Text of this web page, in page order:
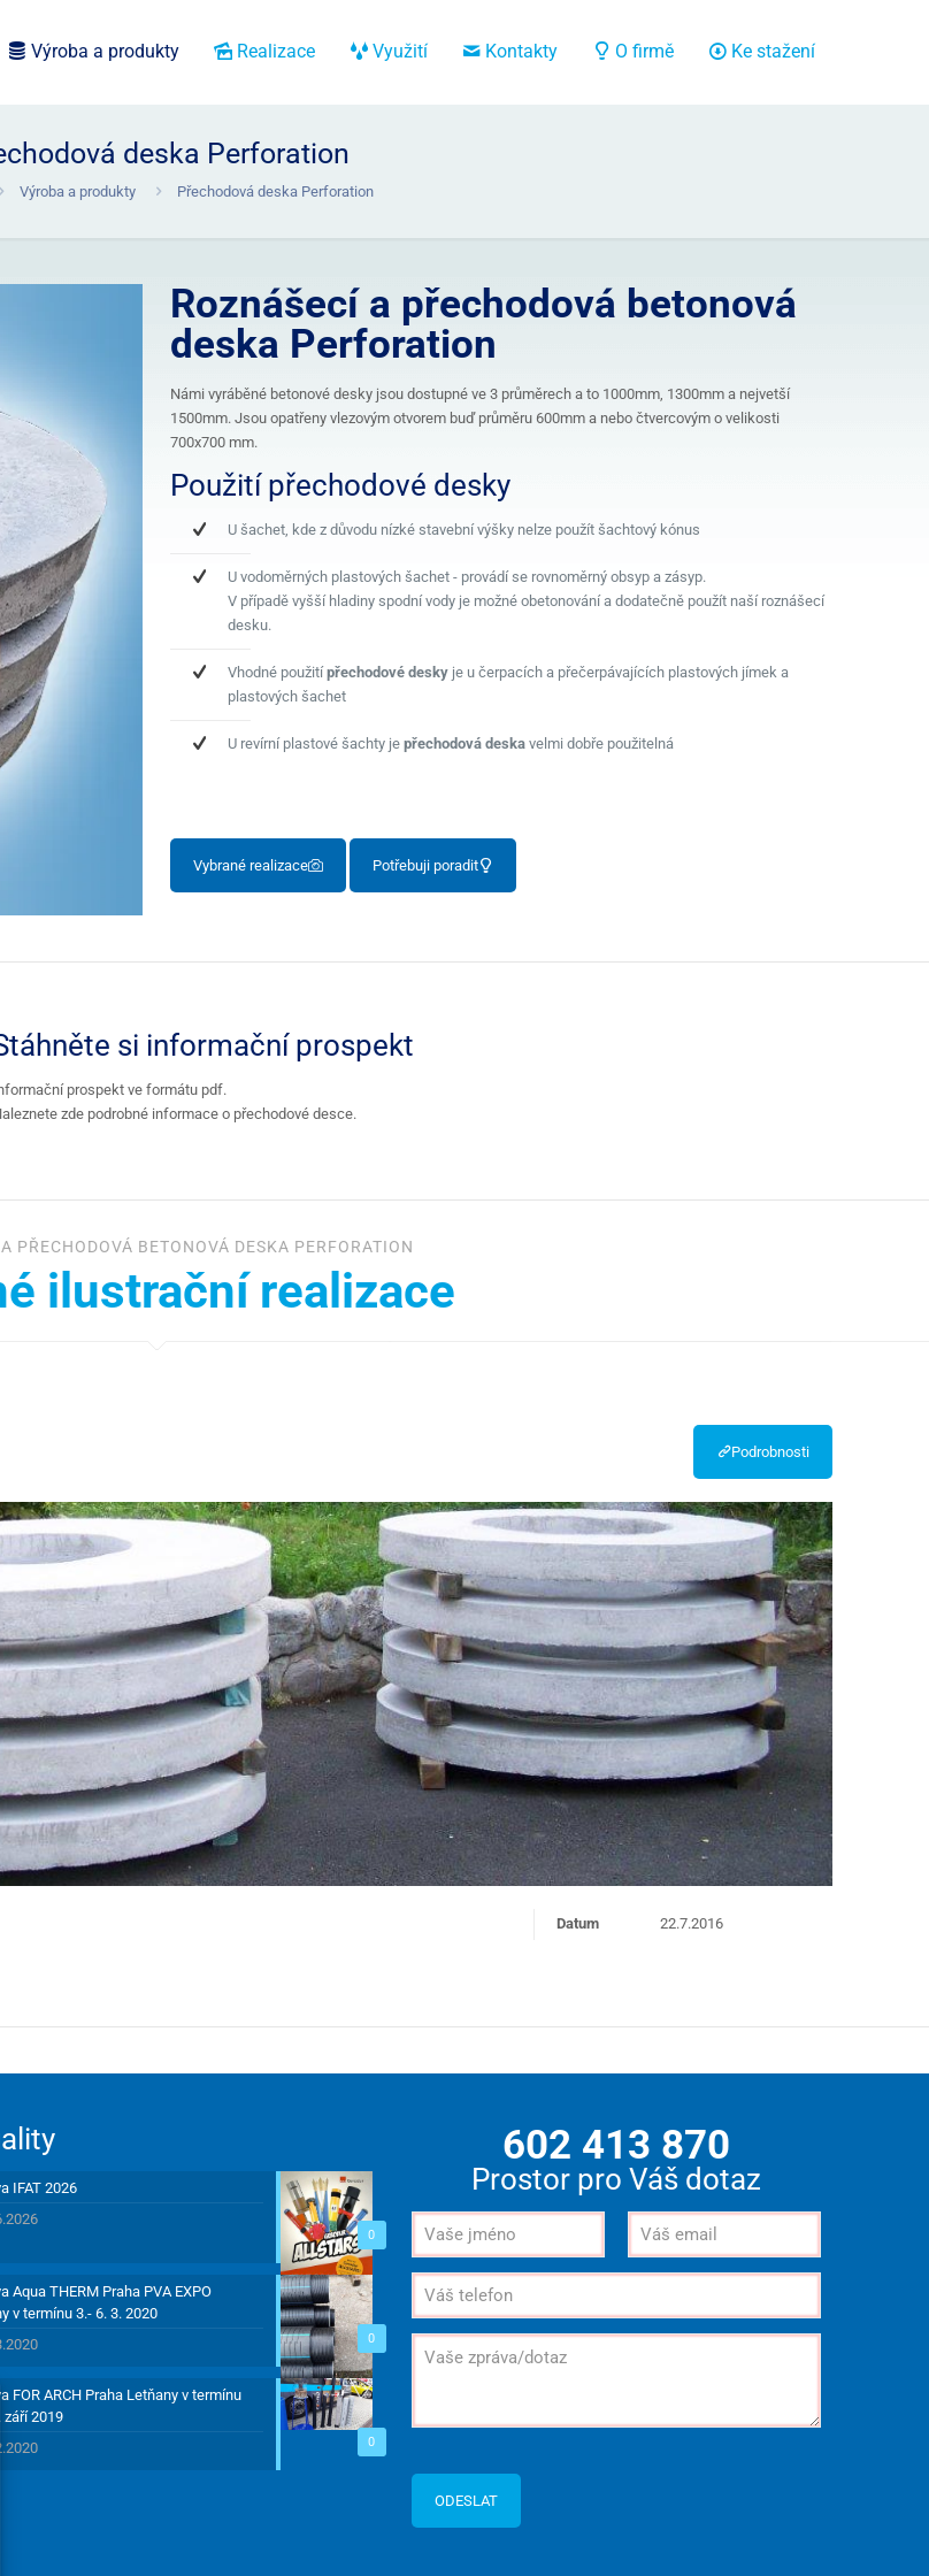
Výroba a produkty Realizace Využití Kontakty O firmě Ke stažení
deska Perforation
Výroba a produkty Přechodová deska Perforation
Roznášecí a přechodová betonová
deska Perforation
Námi vyráběné betonové desky jsou dostupné ve 3 průměrech a to 1000mm, 1300mm a nejvetší
1500mm. Jsou opatřeny vlezovým otvorem buď průměru 600mm a nebo čtvercovým o velikosti
700x700 mm.
Použití přechodové desky
U šachet, kde z důvodu nízké stavební výšky nelze použít šachtový kónus
U vodoměrných plastových šachet - provádí se rovnoměrný obsyp a zásyp.
V případě vyšší hladiny spodní vody je možné obetonování a dodatečně použít naší roznášecí
desku.
Vhodné použitípřechodové desky je u čerpacích a přečerpávajících plastových jímek a
plastových šachet
U revírní plastové šachty je přechodová deska velmi dobře použitelná
Vybrané realizace Potřebuji poradit
si informační prospekt
prospekt ve formátu pdf.
zde podrobné informace o přechodové desce.
PŘECHODOVÁ BETONOVÁ DESKA PERFORATION
ilustrační realizace
Podrobnosti
Datum 22.7.2016
0
IFAT 2026
0
Aqua THERM Praha PVA EXPO
v termínu 3.- 6. 3. 2020
0
FOR ARCH Praha Letňany v termínu
září 2019
602 413 870
Prostor pro Váš dotaz